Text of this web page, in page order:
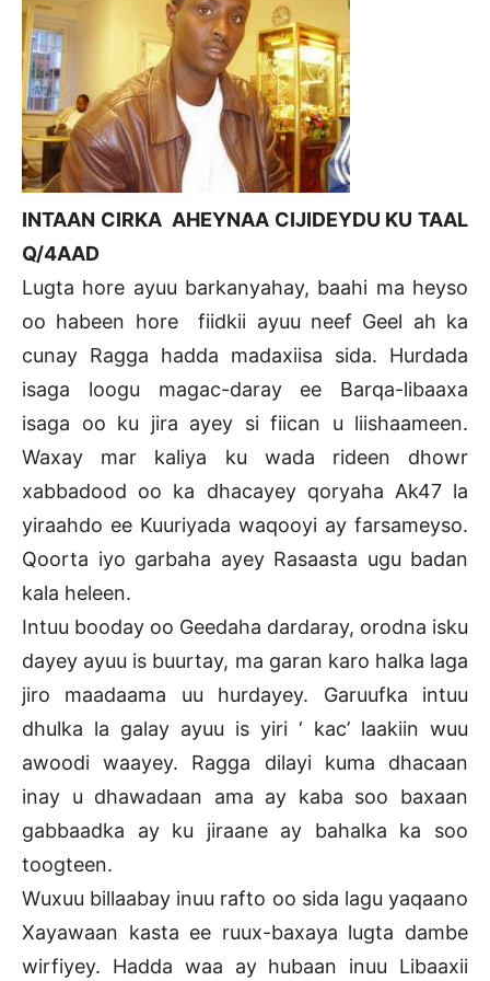
INTAAN CIRKA AHEYNAA CIJIDEYDU KU TAAL
Q/4AAD
Lugta hore ayuu barkanyahay, baahi ma heyso
oo habeen hore fiidkii ayuu neef Geel ah ka
cunay Ragga hadda madaxiisa sida. Hurdada
isaga loogu magac-daray ee Barqa-libaaxa
isaga oo ku jira ayey si fiican u liishaameen.
Waxay mar kaliya ku wada rideen dhowr
xabbadood oo ka dhacayey qoryaha Ak47 la
yiraahdo ee Kuuriyada waqooyi ay farsameyso.
Qoorta iyo garbaha ayey Rasaasta ugu badan
kala heleen.
Intuu booday oo Geedaha dardaray, orodna isku
dayey ayuu is buurtay, ma garan karo halka laga
jiro maadaama uu hurdayey. Garuufka intuu
dhulka la galay ayuu is yiri ‘ kac’ laakiin wuu
awoodi waayey. Ragga dilayi kuma dhacaan
inay u dhawadaan ama ay kaba soo baxaan
gabbaadka ay ku jiraane ay bahalka ka soo
toogteen.
Wuxuu billaabay inuu rafto oo sida lagu yaqaano
Xayawaan kasta ee ruux-baxaya lugta dambe
wirfiyey. Hadda waa ay hubaan inuu Libaaxii